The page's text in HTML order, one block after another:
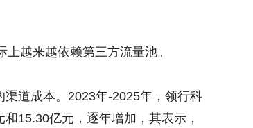
越来越依赖第三方流量池。
道成本。2023年-2025年，领行科
15.30亿元，逐年增加，其表示，